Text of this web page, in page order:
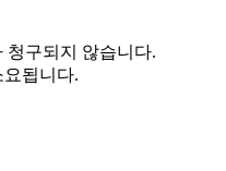
청구되지 않습니다.
요됩니다.